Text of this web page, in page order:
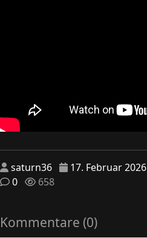
saturn36 17. Februar 2026
0
658
Kommentare (0)